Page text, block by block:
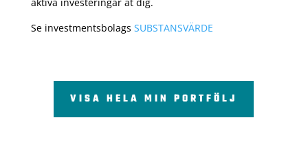
aktiva investeringar åt dig.
Se investmentsbolags SUBSTANSVÄRDE
VISA HELA MIN PORTFÖLJ